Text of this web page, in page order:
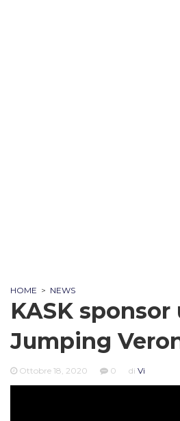
HOME > NEWS
KASK
Jumping
Ottobre 18, 2020 0 di Vi